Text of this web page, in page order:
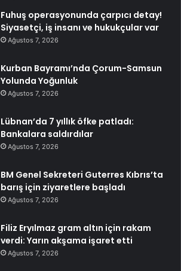
Fuhuş operasyonunda çarpıcı detay!
Siyasetçi, iş insanı ve hukukçular var
Ağustos 7, 2026
Kurban Bayramı’nda Çorum-Samsun
Yolunda Yoğunluk
Ağustos 7, 2026
Lübnan’da 7 yıllık öfke patladı:
Bankalara saldırdılar
Ağustos 7, 2026
BM Genel Sekreteri Guterres Kıbrıs’ta
barış için ziyaretlere başladı
Ağustos 7, 2026
Filiz Eryılmaz gram altın için rakam
verdi: Yarın akşama işaret etti
Ağustos 7, 2026